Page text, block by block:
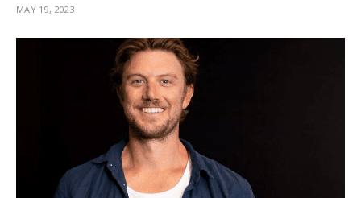
MAY 19, 2023